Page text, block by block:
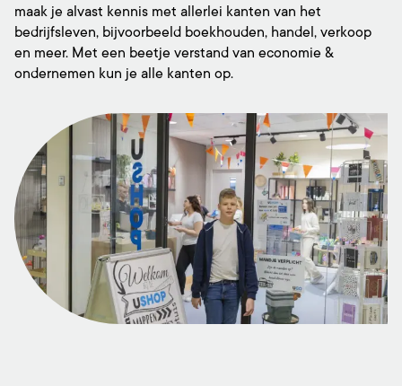
maak je alvast kennis met allerlei kanten van het
bedrijfsleven, bijvoorbeeld boekhouden, handel, verkoop
en meer. Met een beetje verstand van economie &
ondernemen kun je alle kanten op.